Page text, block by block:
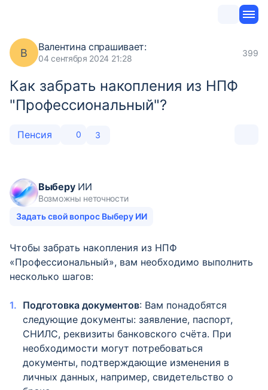
В Валентина спрашивает:
04 сентября 2024 21:28
399
Как забрать накопления из НПФ
"Профессиональный"?
Пенсия 0 3
ВыберуИИ
Возможны неточности
Задать свой вопрос Выберу ИИ
Чтобы забрать накопления из НПФ
«Профессиональный», вам необходимо выполнить
несколько шагов:
Подготовка документов: Вам понадобятся
следующие документы: заявление, паспорт,
СНИЛС, реквизиты банковского счёта. При
необходимости могут потребоваться
документы, подтверждающие изменения в
личных данных, например, свидетельство о